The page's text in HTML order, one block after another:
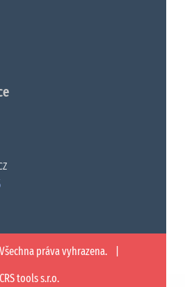
práva vyhrazena. |
CRS tools s.r.o.